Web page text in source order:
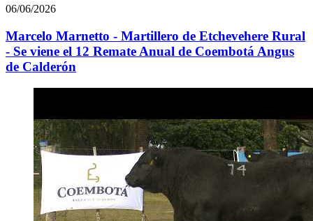
06/06/2026
Marcelo Marnetto - Martillero de Etchevehere Rural
- Se viene el 12 Remate Anual de Coembotá Angus
de Calderón